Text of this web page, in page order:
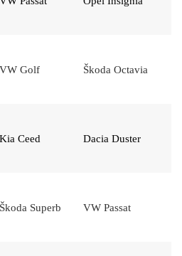
VW Golf Škoda Octavia
Kia Ceed Dacia Duster
Škoda Superb VW Passat